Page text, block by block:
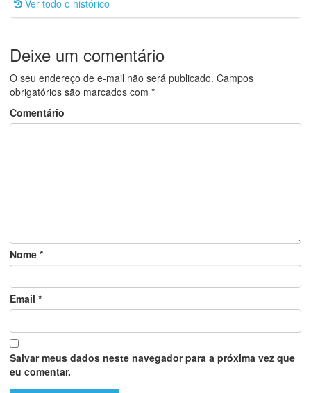
Ver todo o histórico
Deixe um comentário
O seu endereço de e-mail não será publicado. Campos
obrigatórios são marcados com *
Comentário
Nome *
Email *
Salvar meus dados neste navegador para a próxima vez que
eu comentar.